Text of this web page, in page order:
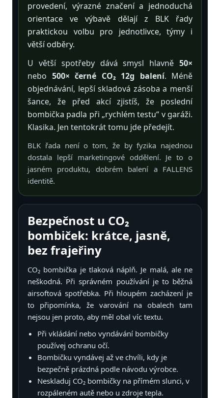
provedení, výrazné značení a jednoduchá
orientace ve výbavě dělají z BLK řady
praktickou volbu pro jednotlivce, týmy i
větší odběry.
U větší spotřeby dává smysl hlavně 50×
nebo 500× černé CO₂ 12g balení. Méně
objednávání, lepší skladová zásoba a menší
šance, že před akcí zjistíš, že poslední
bombička padla při „rychlém testu“ v garáži.
Klasika. Jen tentokrát tomu jde předejít.
BLK řada není o tom, že by fyzika najednou
dostala lepší marketingové oddělení. Je to o
jasném produktu, dobrém balení a FALLENS
identitě.
Bezpečnost u CO₂
bombiček: krátce, jasně,
bez frajeřiny
CO₂ bombička je tlaková náplň. Je malá, ale ne
neškodná. Při správném používání je to běžná
airsoftová spotřebka. Při hloupém zacházení je
to připomínka, že varování na obalech tam
nejsou jen proto, aby měl obal víc textu.
Při vkládání nebo vyndávání bombičky
používej ochranu očí.
Bombičku vyndávej až ve chvíli, kdy je
bezpečně prázdná podle návodu výrobce.
Neskladuj CO₂ bombičky na přímém slunci, v
rozpáleném autě nebo u zdroje tepla.